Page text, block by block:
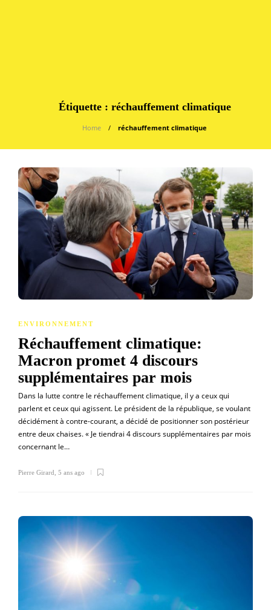
Étiquette : réchauffement climatique
Home réchauffement climatique
ENVIRONNEMENT
Réchauffement climatique:
Macron promet 4 discours
supplémentaires par mois
Dans la lutte contre le réchauffement climatique, il y a ceux qui
parlent et ceux qui agissent. Le président de la république, se voulant
décidément à contre-courant, a décidé de positionner son postérieur
entre deux chaises. « Je tiendrai 4 discours supplémentaires par mois
concernant le…
Pierre Girard 5 ans ago